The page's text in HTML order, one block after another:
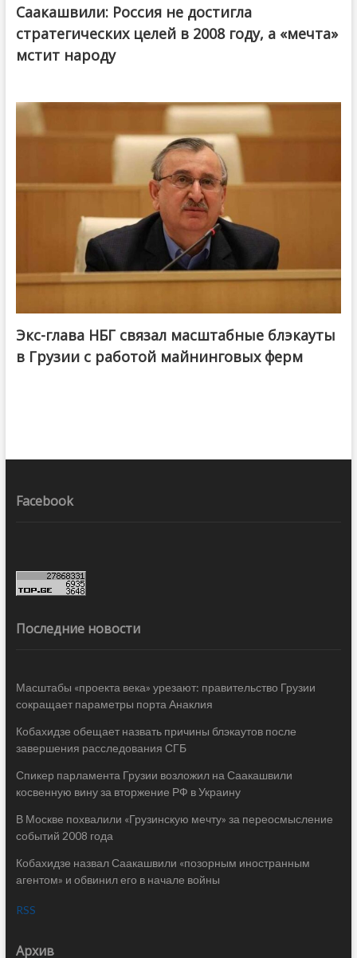
Саакашвили: Россия не достигла
стратегических целей в 2008 году, а «мечта»
мстит народу
Экс-глава НБГ связал масштабные блэкауты
в Грузии с работой майнинговых ферм
Facebook
Последние новости
Масштабы «проекта века» урезают: правительство Грузии
сокращает параметры порта Анаклия
Кобахидзе обещает назвать причины блэкаутов после
завершения расследования СГБ
Спикер парламента Грузии возложил на Саакашвили
косвенную вину за вторжение РФ в Украину
В Москве похвалили «Грузинскую мечту» за переосмысление
событий 2008 года
Кобахидзе назвал Саакашвили «позорным иностранным
агентом» и обвинил его в начале войны
RSS
Архив